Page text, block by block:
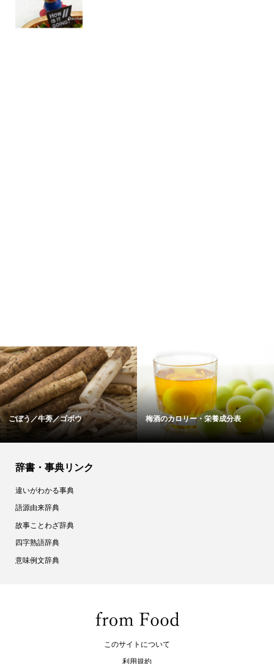
ごぼう／牛蒡／ゴボウ 梅酒のカロリー・栄養成分表
辞書・事典リンク
違いがわかる事典
語源由来辞典
故事ことわざ辞典
四字熟語辞典
意味例文辞典
このサイトについて
利用規約